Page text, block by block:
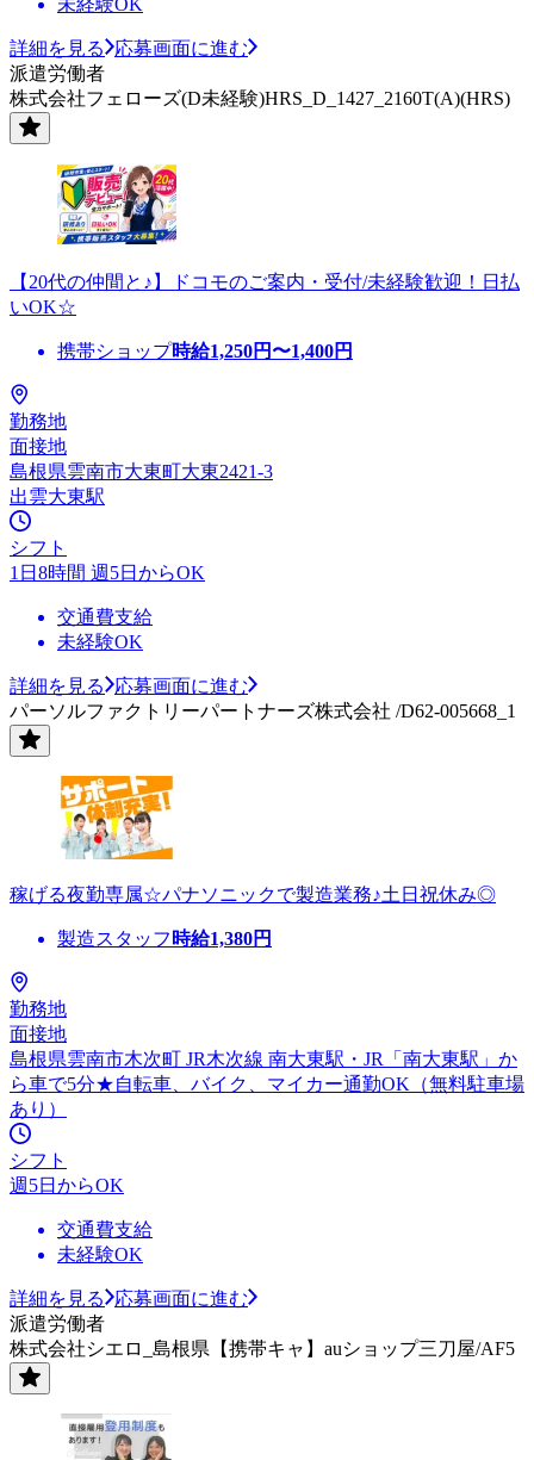
未経験OK
詳細を見る
応募画面に進む
派遣労働者
株式会社フェローズ(D未経験)HRS_D_1427_2160T(A)(HRS)
【20代の仲間と♪】ドコモのご案内・受付/未経験歓迎！日払
いOK☆
携帯ショップ時給1,250円〜1,400円
勤務地
面接地
島根県雲南市大東町大東2421-3
出雲大東駅
シフト
1日8時間 週5日からOK
交通費支給
未経験OK
詳細を見る
応募画面に進む
パーソルファクトリーパートナーズ株式会社 /D62-005668_1
稼げる夜勤専属☆パナソニックで製造業務♪土日祝休み◎
製造スタッフ 時給1,380円
勤務地
面接地
島根県雲南市木次町 JR木次線 南大東駅・JR「南大東駅」か
ら車で5分★自転車、バイク、マイカー通勤OK（無料駐車場
あり）
シフト
週5日からOK
交通費支給
未経験OK
詳細を見る
応募画面に進む
派遣労働者
株式会社シエロ_島根県【携帯キャ】auショップ三刀屋/AF5